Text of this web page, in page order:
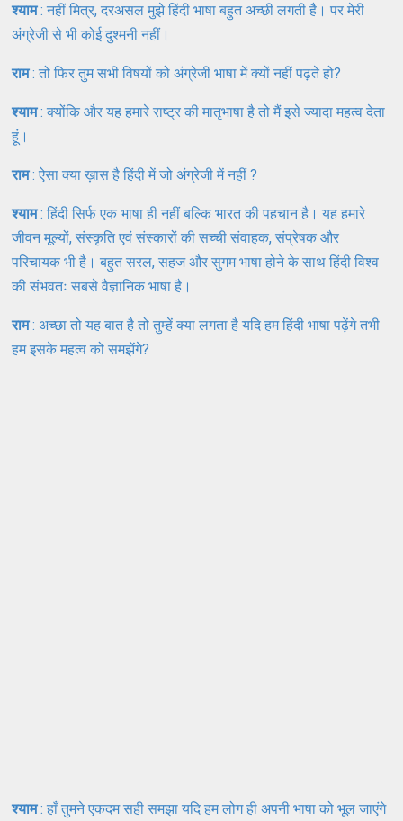
श्याम: नहीं मित्र, दरअसल मुझे हिंदी भाषा बहुत अच्छी लगती है। पर मेरी
अंग्रेजी से भी कोई दुश्मनी नहीं।
राम: तो फिर तुम सभी विषयों को अंग्रेजी भाषा में क्यों नहीं पढ़ते हो?
श्याम: क्योंकि और यह हमारे राष्ट्र की मातृभाषा है तो मैं इसे ज्यादा महत्व देता
हूं।
राम: ऐसा क्या ख़ास है हिंदी में जो अंग्रेजी में नहीं ?
श्याम: हिंदी सिर्फ एक भाषा ही नहीं बल्कि भारत की पहचान है। यह हमारे
जीवन मूल्यों, संस्कृति एवं संस्कारों की सच्ची संवाहक, संप्रेषक और
परिचायक भी है। बहुत सरल, सहज और सुगम भाषा होने के साथ हिंदी विश्व
की संभवतः सबसे वैज्ञानिक भाषा है।
राम: अच्छा तो यह बात है तो तुम्हें क्या लगता है यदि हम हिंदी भाषा पढ़ेंगे तभी
हम इसके महत्व को समझेंगे?
श्याम: हाँ तुमने एकदम सही समझा यदि हम लोग ही अपनी भाषा को भूल जाएंगे